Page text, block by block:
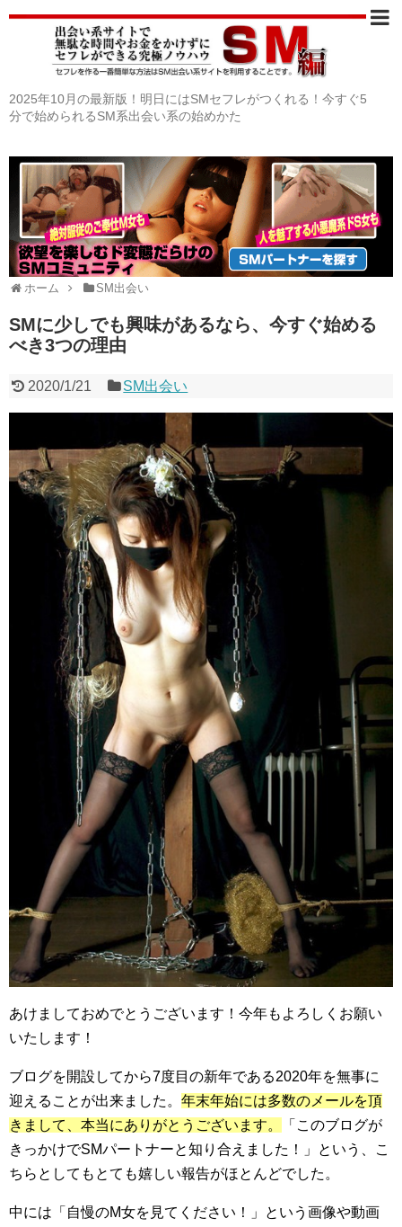
2025年10月の最新版！明日にはSMセフレがつくれる！今すぐ5
分で始められるSM系出会い系の始めかた
ホーム SM出会い
SMに少しでも興味があるなら、今すぐ始める
べき3つの理由
2020/1/21 SM出会い
あけましておめでとうございます！今年もよろしくお願い
いたします！
ブログを開設してから7度目の新年である2020年を無事に
迎えることが出来ました。 年末年始には多数のメールを頂
きまして、本当にありがとうございます。
「このブログが
きっかけでSMパートナーと知り合えました！」という、こ
ちらとしてもとても嬉しい報告がほとんどでした。
中には「自慢のM女を見てください！」という画像や動画